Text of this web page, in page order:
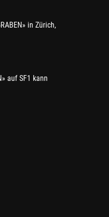
in Zürich,
auf SF1 kann